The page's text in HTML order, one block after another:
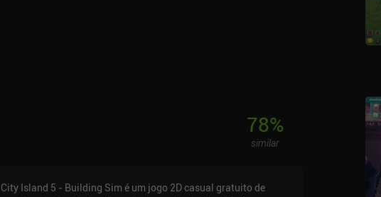
78%
similar
City Island 5 - Building Sim é um jogo 2D casual gratuito de